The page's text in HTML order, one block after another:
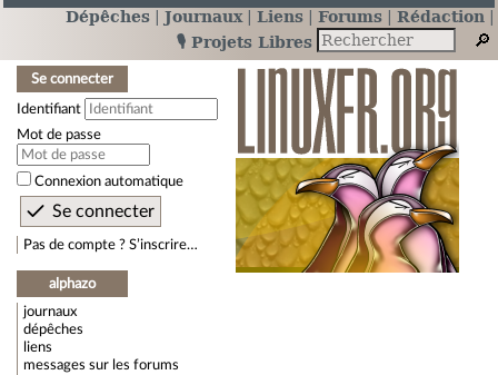
Dépêches Journaux Liens Forums
Rédaction
🎙️ Projets Libres
Se connecter
Identifiant
Mot de passe
Connexion automatique
Pas de compte ? S’inscrire…
alphazo
journaux
dépêches
liens
messages sur les forums